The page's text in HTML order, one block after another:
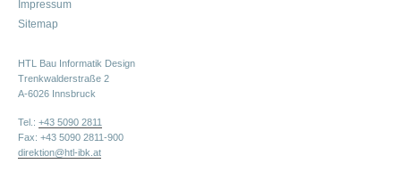
Impressum
Sitemap
HTL Bau Informatik Design
Trenkwalderstraße 2
A-6026 Innsbruck
Tel.: +43 5090 2811
Fax: +43 5090 2811-900
direktion@htl-ibk.at